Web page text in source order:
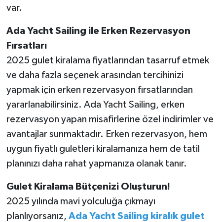
var.
Ada Yacht Sailing ile Erken Rezervasyon
Fırsatları
2025 gulet kiralama fiyatlarından tasarruf etmek
ve daha fazla seçenek arasından tercihinizi
yapmak için erken rezervasyon fırsatlarından
yararlanabilirsiniz. Ada Yacht Sailing, erken
rezervasyon yapan misafirlerine özel indirimler ve
avantajlar sunmaktadır. Erken rezervasyon, hem
uygun fiyatlı guletleri kiralamanıza hem de tatil
planınızı daha rahat yapmanıza olanak tanır.
Gulet Kiralama Bütçenizi Oluşturun!
2025 yılında mavi yolculuğa çıkmayı
planlıyorsanız, Ada Yacht Sailing kiralık gulet